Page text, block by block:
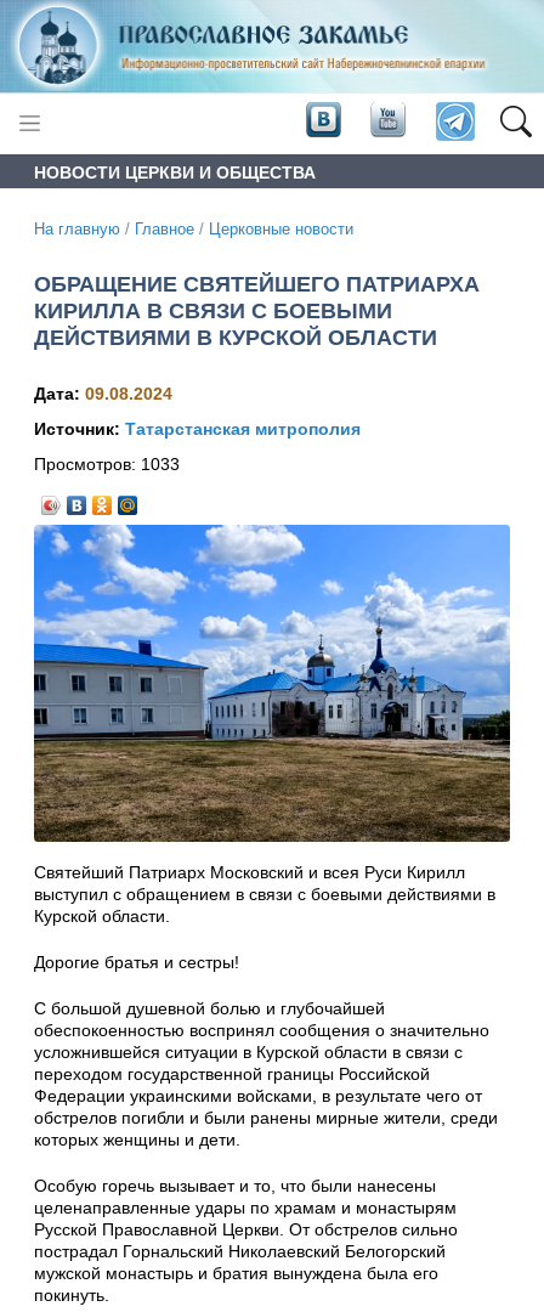
НОВОСТИ ЦЕРКВИ И ОБЩЕСТВА
На главную / Главное / Церковные новости
ОБРАЩЕНИЕ СВЯТЕЙШЕГО ПАТРИАРХА
КИРИЛЛА В СВЯЗИ С БОЕВЫМИ
ДЕЙСТВИЯМИ В КУРСКОЙ ОБЛАСТИ
Дата: 09.08.2024
Источник: Татарстанская митрополия
Просмотров: 1033
Святейший Патриарх Московский и всея Руси Кирилл
выступил с обращением в связи с боевыми действиями в
Курской области.
Дорогие братья и сестры!
С большой душевной болью и глубочайшей
обеспокоенностью воспринял сообщения о значительно
усложнившейся ситуации в Курской области в связи с
переходом государственной границы Российской
Федерации украинскими войсками, в результате чего от
обстрелов погибли и были ранены мирные жители, среди
которых женщины и дети.
Особую горечь вызывает и то, что были нанесены
целенаправленные удары по храмам и монастырям
Русской Православной Церкви. От обстрелов сильно
пострадал Горнальский Николаевский Белогорский
мужской монастырь и братия вынуждена была его
покинуть.